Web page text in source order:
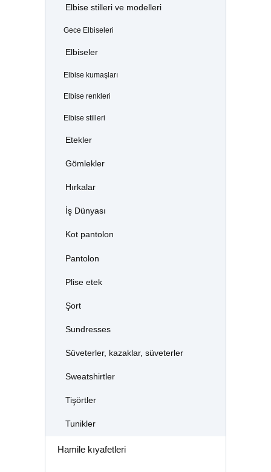
Elbise stilleri ve modelleri
Gece Elbiseleri
Elbiseler
Elbise kumaşları
Elbise renkleri
Elbise stilleri
Etekler
Gömlekler
Hırkalar
İş Dünyası
Kot pantolon
Pantolon
Plise etek
Şort
Sundresses
Süveterler, kazaklar, süveterler
Sweatshirtler
Tişörtler
Tunikler
Hamile kıyafetleri